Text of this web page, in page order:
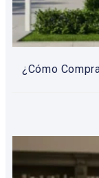
¿Cómo